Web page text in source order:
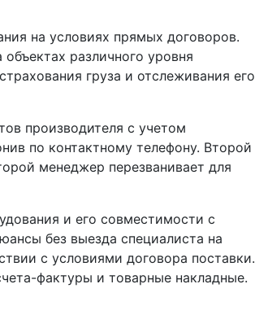
на условиях прямых договоров.
различного уровня
груза и отслеживания его
производителя с учетом
по контактному телефону. Второй
менеджер перезванивает для
и его совместимости с
без выезда специалиста на
с условиями договора поставки.
фактуры и товарные накладные.